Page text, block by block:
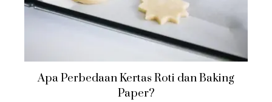
Apa Perbedaan Kertas Roti dan Baking
Paper?